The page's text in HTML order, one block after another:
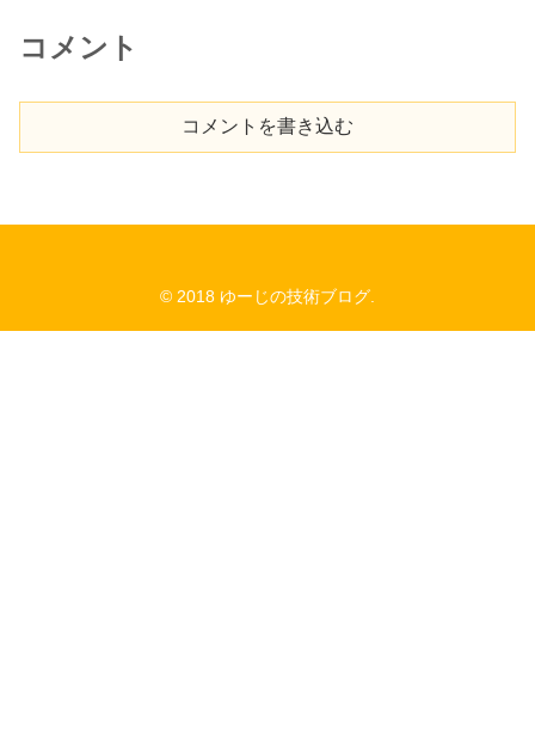
コメント
コメントを書き込む
© 2018 ゆーじの技術ブログ.